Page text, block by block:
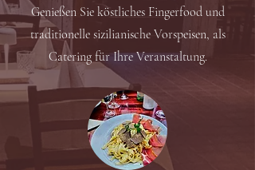
Genießen Sie köstliches Fingerfood und
traditionelle sizilianische Vorspeisen, als
Catering für Ihre Veranstaltung.